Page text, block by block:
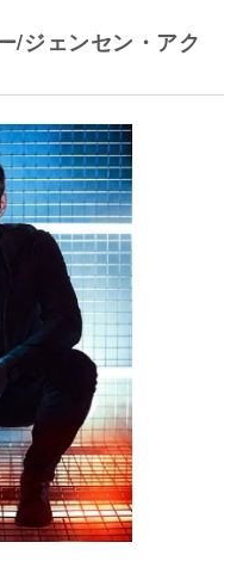
/ジェンセン・アク